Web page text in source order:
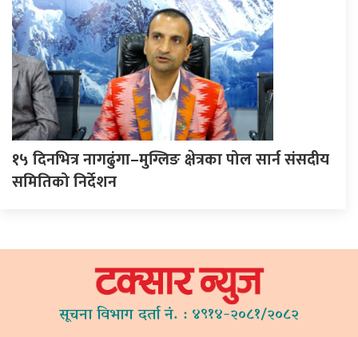
१५ दिनभित्र नागढुंगा–मुग्लिङ क्षेत्रका पोल सार्न संसदीय
समितिको निर्देशन
सूचना विभाग दर्ता नं. : ४९१४-२०८१/२०८२